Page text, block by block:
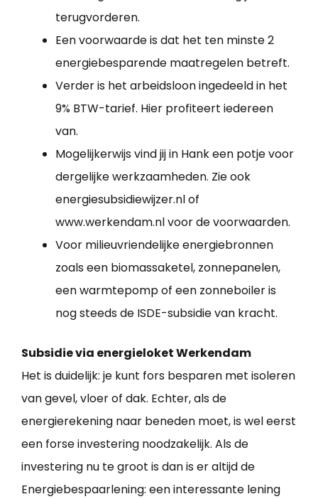
terugvorderen.
Een voorwaarde is dat het ten minste 2
energiebesparende maatregelen betreft.
Verder is het arbeidsloon ingedeeld in het
9% BTW-tarief. Hier profiteert iedereen
van.
Mogelijkerwijs vind jij in Hank een potje voor
dergelijke werkzaamheden. Zie ook
energiesubsidiewijzer.nl of
www.werkendam.nl voor de voorwaarden.
Voor milieuvriendelijke energiebronnen
zoals een biomassaketel, zonnepanelen,
een warmtepomp of een zonneboiler is
nog steeds de ISDE-subsidie van kracht.
Subsidie via energieloket Werkendam
Het is duidelijk: je kunt fors besparen met isoleren
van gevel, vloer of dak. Echter, als de
energierekening naar beneden moet, is wel eerst
een forse investering noodzakelijk. Als de
investering nu te groot is dan is er altijd de
Energiebespaarlening: een interessante lening